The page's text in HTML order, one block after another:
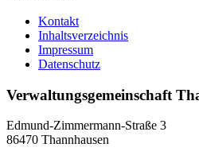
Kontakt
Inhaltsverzeichnis
Impressum
Datenschutz
Verwaltungsgemeinschaft
Edmund-Zimmermann-Straße 3
86470 Thannhausen